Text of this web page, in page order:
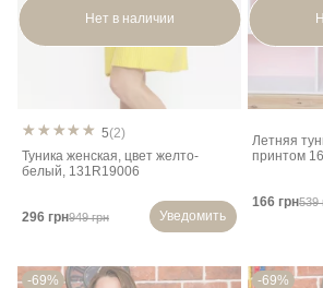
Нет в наличии
5(2)
Туника женская, цвет желто-
белый, 131R19006
296 грн949 грн Уведомить
Летняя
принтом
166 грн539
-69% -69%